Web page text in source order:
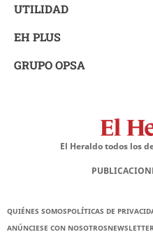
UTILIDAD
EH PLUS
GRUPO OPSA
El Heraldo todos los
QUIÉNES SOMOSPOLÍTICAS DE
ANÚNCIESE CON NOSOTROS